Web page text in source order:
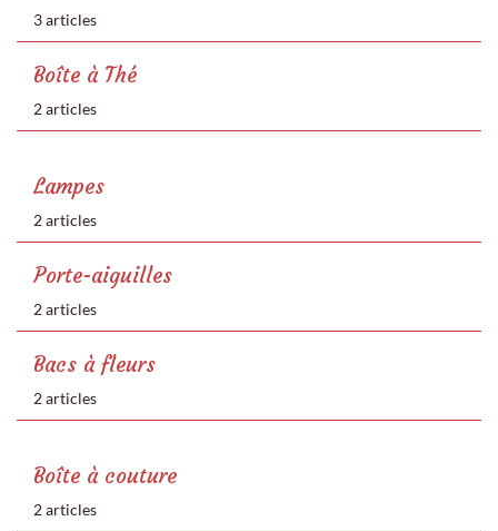
3 articles
Boîte à Thé
2 articles
Lampes
2 articles
Porte-aiguilles
2 articles
Bacs à fleurs
2 articles
Boîte à couture
2 articles